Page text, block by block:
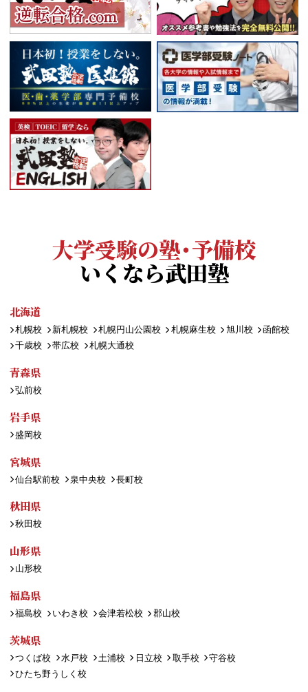
大学受験の塾・予備校
いくなら武田塾
北海道
札幌校 新札幌校 札幌円山公園校 札幌麻生校 旭川校
函館校
千歳校
帯広校 札幌大通校
青森県
弘前校
岩手県
盛岡校
宮城県
仙台駅前校 泉中央校 長町校
秋田県
秋田校
山形県
山形校
福島県
福島校 いわき校 会津若松校 郡山校
茨城県
つくば校 水戸校 土浦校 日立校 取手校
守谷校
ひたち野うしく校